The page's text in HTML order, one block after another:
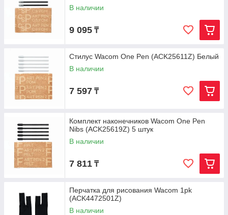
В наличии
9 095 ₸
Стилус Wacom One Pen (ACK25611Z) Белый
В наличии
7 597 ₸
Комплект наконечников Wacom One Pen
Nibs (ACK25619Z) 5 штук
В наличии
7 811 ₸
Перчатка для рисования Wacom 1pk
(ACK4472501Z)
В наличии